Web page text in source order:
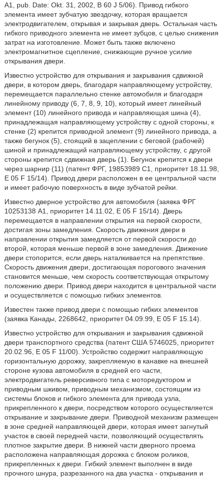
A1, pub. Date: Okt. 31, 2002, В 60 J 5/06). Привод гибкого
элемента имеет зубчатую звездочку, которая вращается
электродвигателем, открывая и закрывая дверь. Остальная часть
гибкого приводного элемента не имеет зубцов, с целью снижения
затрат на изготовление. Может быть также включено
электромагнитное сцепление, снижающие ручное усилие
открывания двери.
Известно устройство для открывания и закрывания сдвижной
двери, в котором дверь, благодаря направляющему устройству,
перемещается параллельно стенке автомобиля и благодаря
линейному приводу (6, 7, 8, 9, 10), который имеет линейный
элемент (10) линейного привода и направляющая шина (4),
принадлежащая направляющему устройству с одной стороны, к
стенке (2) крепится приводной элемент (9) линейного привода, а
также бегунок (5), стоящий в зацеплении с беговой (рабочей)
шиной и принадлежащий направляющему устройству, с другой
стороны крепится сдвижная дверь (1). Бегунок крепится к двери
через шарнир (11) (патент ФРГ, 19853989 С1, приоритет 18.11.98,
Е 05 F 15/14). Привод двери расположен в ее центральной части
и имеет рабочую поверхность в виде зубчатой рейки.
Известно дверное устройство для автомобиля (заявка ФРГ
10253138 A1, приоритет 14.11.02, E 05 F 15/14). Дверь
перемещается в направлении открытия на первой скорости,
достигая зоны замедления. Скорость движения двери в
направлении открытия замедляется от первой скорости до
второй, которая меньше первой в зоне замедления. Движение
двери стопорится, если дверь наталкивается на препятствие.
Скорость движения двери, достигающая порогового значения
становится меньше, чем скорость соответствующая открытому
положению двери. Привод двери находится в центральной части
и осуществляется с помощью гибких элементов.
Известен также привод двери с помощью гибких элементов
(заявка Канады, 2268642, приоритет 04.09.99, E 05 F 15.14).
Известно устройство для открывания и закрывания сдвижной
двери транспортного средства (патент США 5746025, приоритет
20.02.96, Е 05 F 11/00). Устройство содержит направляющую
горизонтальную дорожку, закрепляемую в канавке на внешней
стороне кузова автомобиля в средней его части,
электродвигатель реверсивного типа с моторедуктором и
приводным шкивом, приводным механизмом, состоящим из
системы блоков и гибкого элемента для привода узла,
прикрепленного к двери, посредством которого осуществляется
открывание и закрывание двери. Приводной механизм размещен
в зоне средней направляющей двери, которая имеет загнутый
участок в своей передней части, позволяющий осуществлять
плотное закрытие двери. В нижней части дверного проема
расположена направляющая дорожка с блоком роликов,
прикрепленных к двери. Гибкий элемент выполнен в виде
прочного шнура, разрезанного на два участка - открывания и